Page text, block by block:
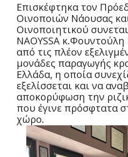
Επισκέφτηκα τον
Οινοποιών Νάουσας
Οινοποιητικού
NAOYSSA
από τις πλέον
μονάδες παραγωγής
Ελλάδα, η οποία
εξελίσσεται και να
αποκορύφωση την
που έγινε πρόσφτατα
χώρο.